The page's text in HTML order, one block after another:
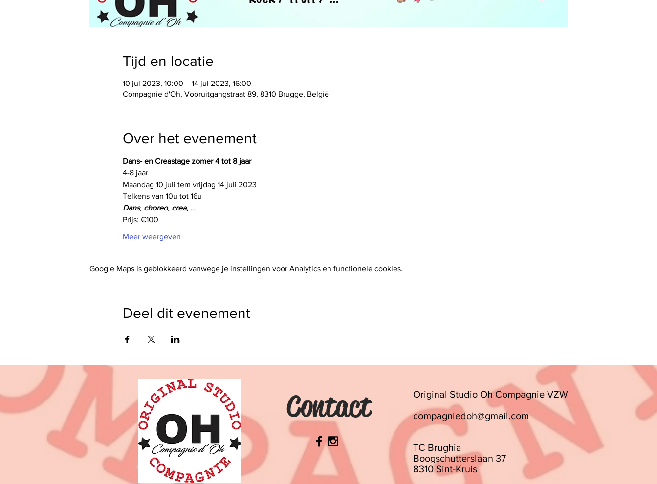
Tijd en locatie
10 jul 2023, 10:00 – 14 jul 2023, 16:00
Compagnie d'Oh, Vooruitgangstraat 89, 8310 Brugge, België
Over het evenement
Dans- en Creastage zomer 4 tot 8 jaar
4-8 jaar
Maandag 10 juli tem vrijdag 14 juli 2023
Telkens van 10u tot 16u
Dans, choreo, crea, …
Prijs: €100
Meer weergeven
Google Maps is geblokkeerd vanwege je instellingen voor Analytics en functionele cookies.
Deel dit evenement
Contact
Original Studio Oh Compagnie VZW
compagniedoh@gmail.com
TC Brughia
Boogschutterslaan 37
8310 Sint-Kruis